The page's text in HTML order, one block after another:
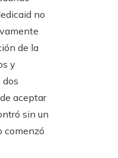
no
de la
y
dos
aceptar
sin un
comenzó